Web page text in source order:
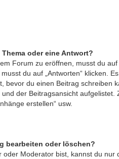
oder eine Antwort?
Forum zu eröffnen, musst du
du auf „Antworten“ klicken.
bevor du einen Beitrag schreiben
der Beitragsansicht aufgelistet.
erstellen“ usw.
bearbeiten oder löschen?
oder Moderator bist, kannst du